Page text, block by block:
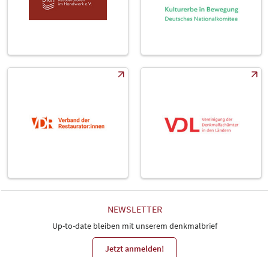
NEWSLETTER
Up-to-date bleiben mit unserem denkmalbrief
Jetzt anmelden!